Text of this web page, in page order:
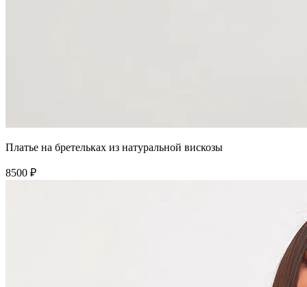
Платье на бретельках из натуральной вискозы
8500 ₽